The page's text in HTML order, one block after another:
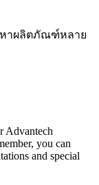
าผลิตภัณฑ์หลาย
Advantech
you can
and special